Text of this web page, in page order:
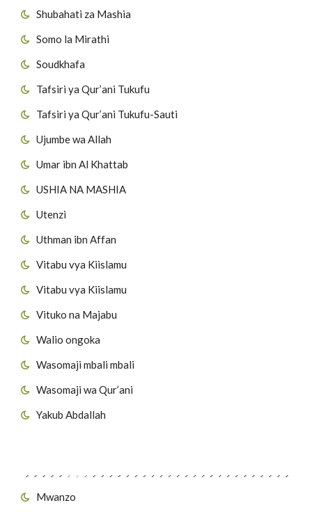
Shubahati za Mashia
Somo la Mirathi
Soudkhafa
Tafsiri ya Qur’ani Tukufu
Tafsiri ya Qur’ani Tukufu-Sauti
Ujumbe wa Allah
Umar ibn Al Khattab
USHIA NA MASHIA
Utenzi
Uthman ibn Affan
Vitabu vya Kiislamu
Vitabu vya Kiislamu
Vituko na Majabu
Walio ongoka
Wasomaji mbali mbali
Wasomaji wa Qur’ani
Yakub Abdallah
Mwanzo